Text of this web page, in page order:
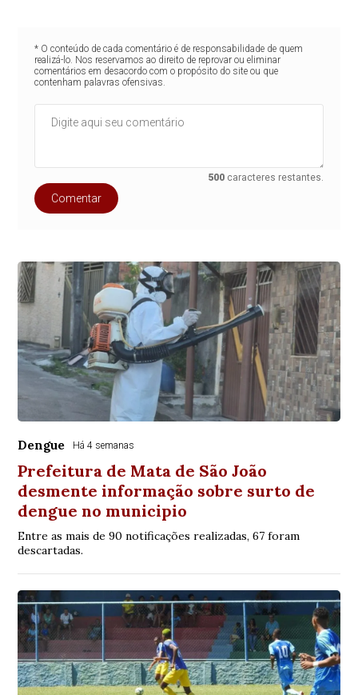
* O conteúdo de cada comentário é de responsabilidade de quem
realizá-lo. Nos reservamos ao direito de reprovar ou eliminar
comentários em desacordo com o propósito do site ou que
contenham palavras ofensivas.
500 caracteres restantes.
Comentar
Dengue Há 4 semanas
Prefeitura de Mata de São João
desmente informação sobre surto de
dengue no municipio
Entre as mais de 90 notificações realizadas, 67 foram
descartadas.